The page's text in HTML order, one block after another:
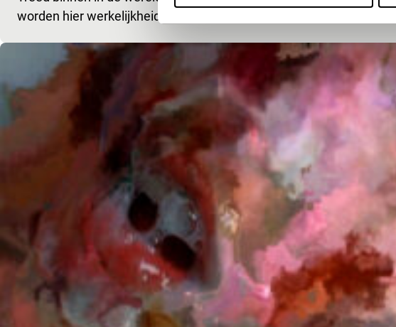
worden hier werkelijkheid. Sluit je ogen en je zult het…